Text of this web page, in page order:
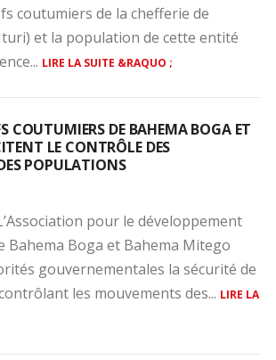
coutumiers de la chefferie de
et la population de cette entité
LIRE LA SUITE &RAQUO ;
COUTUMIERS DE BAHEMA BOGA ET
LE CONTRÔLE DES
POPULATIONS
pour le développement
Bahema Boga et Bahema Mitego
gouvernementales la sécurité de
les mouvements des... LIRE LA